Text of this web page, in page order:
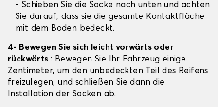
- Schieben Sie die Socke nach unten und achten
Sie darauf, dass sie die gesamte Kontaktfläche
mit dem Boden bedeckt.
4- Bewegen Sie sich leicht vorwärts oder
rückwärts: Bewegen Sie Ihr Fahrzeug einige
Zentimeter, um den unbedeckten Teil des Reifens
freizulegen, und schließen Sie dann die
Installation der Socken ab.